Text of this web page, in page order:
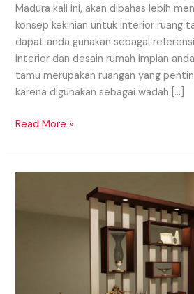
Madura kali ini, akan dibahas lebih
konsep kekinian untuk interior ruang
dapat anda gunakan sebagai
interior dan desain rumah impian
tamu merupakan ruangan yang
karena digunakan sebagai wadah […]
Read More »
INTERIOR